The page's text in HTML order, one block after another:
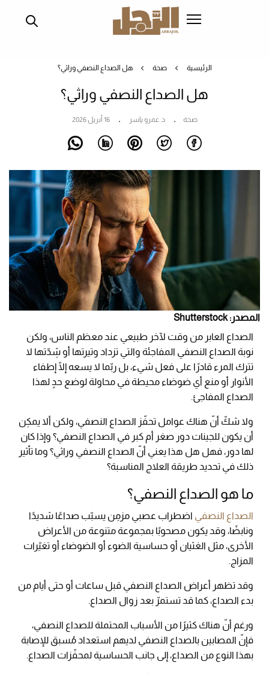
الرئيسية صحة هل الصداع النصفي وراثي؟
هل الصداع النصفي وراثي؟
صحة د. عمرو ياسر 16 أبريل 2026
المصدر: Shutterstock
الصداع العابر من وقت لآخر طبيعي عند معظم الناس، ولكن
نوبة الصداع النصفي المفاجئة والتي تزداد وتيرتها أو شِدّتها لا
تترك المرء قادرًا على فعل شيء، بل ربّما لا يسعه إلّا إطفاء
الأنوار أو منع أي ضوضاء محيطة في محاولة لوضع حدٍ لهذا
الصداع المفاجئ.
ولا شكّ أنّ هناك عوامل تحفّز الصداع النصفي، ولكن ألا يمكِن
أن يكون للجينات دور صغر أم كبر في الصداع النصفي؟ وإذا كان
لها دور، فهل هل هذا يعني أنّ الصداع النصفي وراثي؟ وما تأثير
ذلك في تحديد طريقة العلاج المناسبة؟
ما هو الصداع النصفي؟
الصداع النصفي اضطراب عصبي مزمِن يسبّب صداعًا شديدًا
ونابضًا، وقد يكون مصحوبًا بمجموعة متنوعة من الأعراض
الأخرى، مثل الغثيان أو حساسية الضوء أو الضوضاء أو تغيّرات
المزاج.
وقد تظهر أعراض الصداع النصفي قبل ساعات أو حتى أيام من
بدء الصداع، كما قد تستمرّ بعد زوال الصداع.
ورغم أنّ هناك كثيرًا من الأسباب المحتملة للصداع النصفي،
فإنّ المصابين بالصداع النصفي لديهم استعداد مُسبق للإصابة
بهذا النوع من الصداع، إلى جانب الحساسية لمحفّزات الصداع.